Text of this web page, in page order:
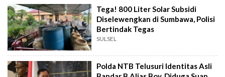
Tega! 800 Liter Solar Subsidi
Diselewengkan di Sumbawa, Polisi
Bertindak Tegas
SULSEL
Polda NTB Telusuri Identitas Asli